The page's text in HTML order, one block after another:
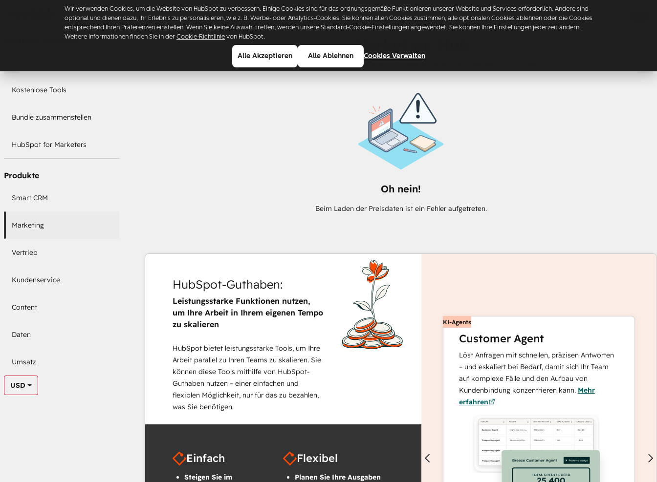
Wir verwenden Cookies, um die Website von HubSpot zu verbessern. Einige Cookies sind für das ordnungsgemäße Funktionieren unserer Website und Services erforderlich. Andere sind
optional und dienen dazu, Ihr Erlebnis zu personalisieren, wie z. B. Werbe- oder Analytics-Cookies. Sie können allen Cookies zustimmen, alle optionalen Cookies ablehnen oder die Cookies
entsprechend Ihren Präferenzen einstellen. Wenn Sie keine Auswahl treffen, werden unsere Standard-Cookie-Einstellungen angewendet. Sie können Ihre Einstellungen jederzeit ändern.
Weitere Informationen finden Sie in der Cookie-Richtlinie von HubSpot.
Cookies Verwalten
Alle Akzeptieren Alle Ablehnen
USD
Plattform-Lösungen
Kostenlose Tools
Bundle zusammenstellen
HubSpot for Marketers
Produkte
Smart CRM
Marketing
Vertrieb
Kundenservice
Content
Daten
Umsatz
Marketing Hub
Generieren Sie Leads und automatisieren Sie Marketingaktionen, die Wachstum fördern.
Oh nein!
Beim Laden der Preisdaten ist ein Fehler aufgetreten.
HubSpot-Guthaben:
Leistungsstarke Funktionen nutzen,
um Ihre Arbeit in Ihrem eigenen Tempo
zu skalieren
HubSpot bietet leistungsstarke Tools, um Ihre
Arbeit parallel zu Ihren Teams zu skalieren. Sie
können diese Tools mithilfe von HubSpot-
Guthaben nutzen – einer einfachen und
flexiblen Möglichkeit, nur für das zu bezahlen,
was Sie benötigen.
Einfach
Steigen Sie im
Flexibel
Planen Sie Ihre Ausgaben
VerwendenKI-Agents
Customer Agent
Löst Anfragen mit schnellen, präzisen Antworten
– und eskaliert bei Bedarf, damit sich Ihr Team
auf komplexe Fälle und den Aufbau von
Kundenbindung konzentrieren kann. Mehr
erfahren